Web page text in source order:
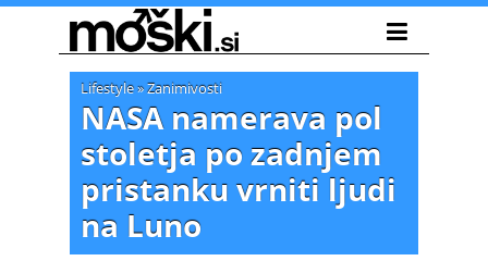
Lifestyle»Zanimivosti
NASA namerava pol
stoletja po zadnjem
pristanku vrniti ljudi
na Luno